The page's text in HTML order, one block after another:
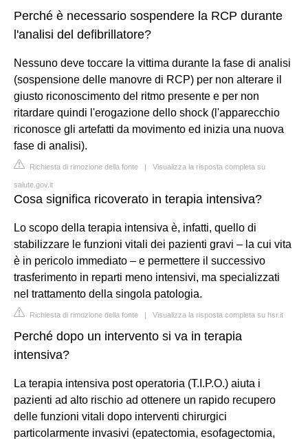
Perché è necessario sospendere la RCP durante
l'analisi del defibrillatore?
Nessuno deve toccare la vittima durante la fase di analisi
(sospensione delle manovre di RCP) per non alterare il
giusto riconoscimento del ritmo presente e per non
ritardare quindi l'erogazione dello shock (l'apparecchio
riconosce gli artefatti da movimento ed inizia una nuova
fase di analisi).
Richiesta di rimozione della fonte | Visualizza la risposta completa su
salute.gov.it
Cosa significa ricoverato in terapia intensiva?
Lo scopo della terapia intensiva è, infatti, quello di
stabilizzare le funzioni vitali dei pazienti gravi – la cui vita
è in pericolo immediato – e permettere il successivo
trasferimento in reparti meno intensivi, ma specializzati
nel trattamento della singola patologia.
Richiesta di rimozione della fonte | Visualizza la risposta completa su hsr.it
Perché dopo un intervento si va in terapia
intensiva?
La terapia intensiva post operatoria (T.I.P.O.) aiuta i
pazienti ad alto rischio ad ottenere un rapido recupero
delle funzioni vitali dopo interventi chirurgici
particolarmente invasivi (epatectomia, esofagectomia,